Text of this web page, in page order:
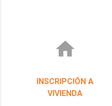
home
INSCRIPCIÓN A
VIVIENDA